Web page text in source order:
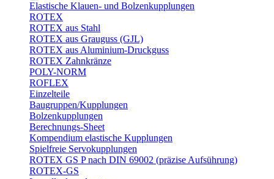
Elastische Klauen- und Bolzenkupplungen
ROTEX
ROTEX aus Stahl
ROTEX aus Grauguss (GJL)
ROTEX aus Aluminium-Druckguss
ROTEX Zahnkränze
POLY-NORM
ROFLEX
Einzelteile
Baugruppen/Kupplungen
Bolzenkupplungen
Berechnungs-Sheet
Kompendium elastische Kupplungen
Spielfreie Servokupplungen
ROTEX GS P nach DIN 69002 (präzise Aufsührung)
ROTEX-GS